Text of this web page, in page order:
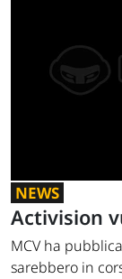
NEWS
Activision
MCV ha
sarebbero in